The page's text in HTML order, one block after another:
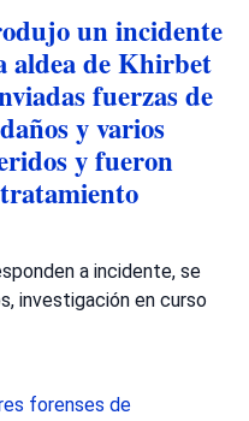
un incidente
aldea de Khirbet
fuerzas de
y varios
y fueron
a incidente, se
investigación en curso
forenses de